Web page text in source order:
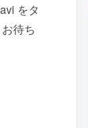
をタ
待ち